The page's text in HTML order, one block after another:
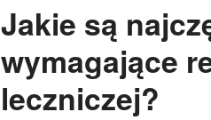
Jakie są
wymagające
leczniczej?